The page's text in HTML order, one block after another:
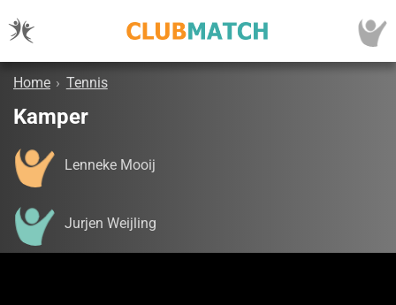
Home › Tennis
Kamper
Lenneke Mooij
Jurjen Weijling